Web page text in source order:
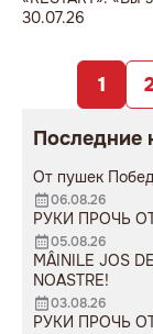
педагогах и
образования».
30.07.26
1
Последние
От пушек
06.08.26
РУКИ ПРОЧЬ
05.08.26
MÂINILE JOS
NOASTRE!
03.08.26
РУКИ ПРОЧЬ